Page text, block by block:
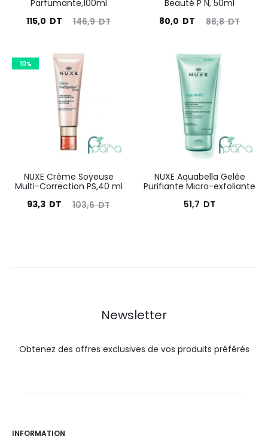
Parfumante,100ml
146,9DT
Le
initial
était :
146,9
DT.
115,0 DT
Le
Beauté P N, 50ml
88,8DT
Le
initial
était :
88,8
DT.
80,0 DT
10%
NUXE Crème Soyeuse
Multi-Correction PS,40 ml
103,6DT
Le
93,3 DT
NUXE Aquabella Gelée
Purifiante Micro-exfoliante
51,7 DT
Newsletter
Obtenez des offres exclusives de vos produits préférés
INFORMATION